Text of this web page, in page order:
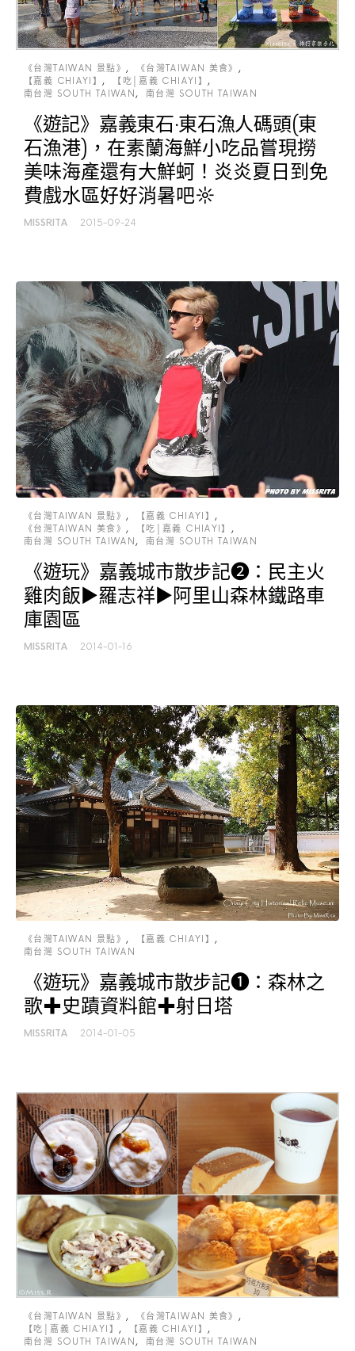
《台灣TAIWAN 景點》
《台灣TAIWAN 美食》
【嘉義 CHIAYI】
【吃│嘉義 CHIAYI】
南台灣 SOUTH TAIWAN
南台灣 SOUTH TAIWAN
《遊記》嘉義東石‧東石漁人碼頭(東
石漁港)，在素蘭海鮮小吃品嘗現撈
美味海產還有大鮮蚵！炎炎夏日到免
費戲水區好好消暑吧☼
MISSRITA 2015-09-24
《台灣TAIWAN 景點》
【嘉義 CHIAYI】
《台灣TAIWAN 美食》
【吃│嘉義 CHIAYI】
南台灣 SOUTH TAIWAN
南台灣 SOUTH TAIWAN
《遊玩》嘉義城市散步記❷：民主火
雞肉飯►羅志祥►阿里山森林鐵路車
庫園區
MISSRITA 2014-01-16
《台灣TAIWAN 景點》
【嘉義 CHIAYI】
南台灣 SOUTH TAIWAN
《遊玩》嘉義城市散步記❶：森林之
歌✚史蹟資料館✚射日塔
MISSRITA 2014-01-05
《台灣TAIWAN 景點》
《台灣TAIWAN 美食》
【吃│嘉義 CHIAYI】
【嘉義 CHIAYI】
南台灣 SOUTH TAIWAN
南台灣 SOUTH TAIWAN